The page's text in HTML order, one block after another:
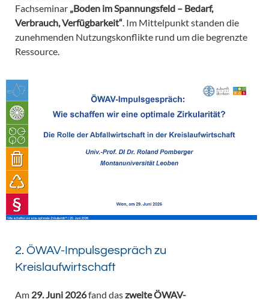
Fachseminar „Boden im Spannungsfeld – Bedarf,
Verbrauch, Verfügbarkeit“ . Im Mittelpunkt standen die
zunehmenden Nutzungskonflikte rund um die begrenzte
Ressource.
2. ÖWAV-Impulsgespräch zu
Kreislaufwirtschaft
Am 29. Juni 2026fand daszweite ÖWAV-